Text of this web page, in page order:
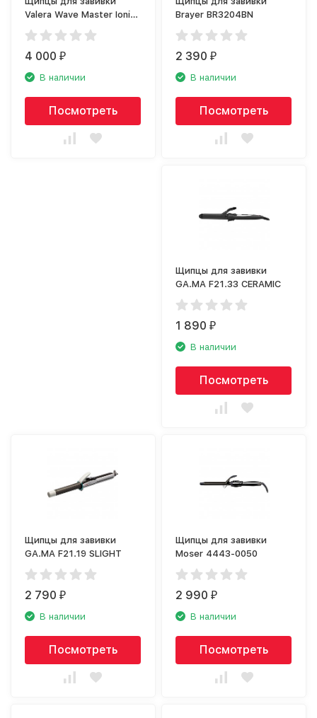
Valera Wave Master Ionic
647.03
4 000₽
В наличии
Посмотреть
Brayer BR3204BN
2 390₽
В наличии
Посмотреть
Щипцы для завивки
GA.MA F21.33 CERAMIC
1 890₽
В наличии
Посмотреть
Щипцы для завивки
GA.MA F21.19 SLIGHT
2 790₽
В наличии
Посмотреть
Щипцы для завивки
Moser 4443-0050
2 990₽
В наличии
Посмотреть